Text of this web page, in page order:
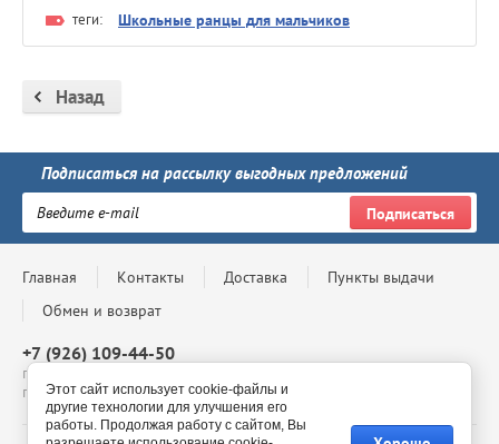
теги: Школьные ранцы для мальчиков
Назад
Подписаться на рассылку выгодных предложений
Подписаться
Главная Контакты Доставка
Пункты выдачи
Обмен и возврат
+7 (926) 109-44-50
г. Москва, Проспект Андропова, д. 8, ТЦ Мегаполис, 4 этаж,
павильон 4-69, с 10:00 до 20:00
Этот сайт использует cookie-файлы и
другие технологии для улучшения его
работы. Продолжая работу с сайтом, Вы